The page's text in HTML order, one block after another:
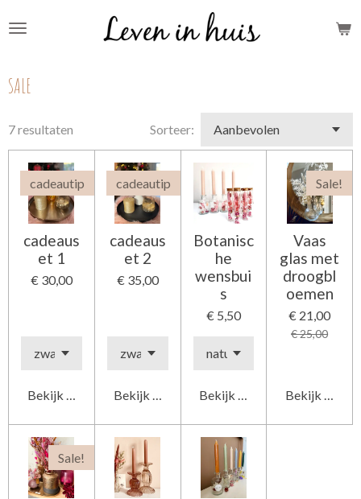
de
SALE
7 resultaten Sorteer:
cadeautip
cadeaus
et 1
€ 30,00
Bekijk details
cadeautip
cadeaus
et 2
€ 35,00
Bekijk details
Botanisc
he
wensbui
s
€ 5,50
Bekijk details
Sale!
Vaas
glas met
droogbl
oemen
€ 21,00
€ 25,00
Bekijk details
Sale!